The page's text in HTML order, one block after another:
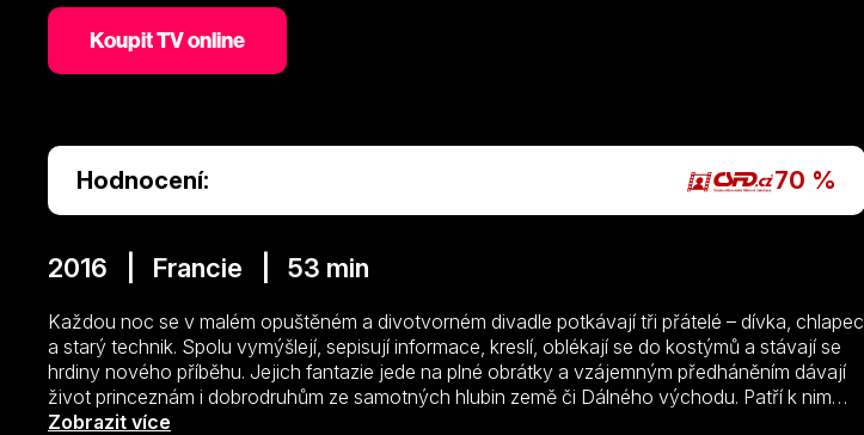
Koupit TV online
Hodnocení: 70 %
2016 | Francie | 53 min
Každou noc se v malém opuštěném a divotvorném divadle potkávají tři přátelé – dívka, chlapec
a starý technik. Spolu vymýšlejí, sepisují informace, kreslí, oblékají se do kostýmů a stávají se
hrdiny nového příběhu. Jejich fantazie jede na plné obrátky a vzájemným předháněním dávají
život princeznám i dobrodruhům ze samotných hlubin země či Dálného východu. Patří k nim
„Vládkyně příšer“, „Čarodějův učeň“, „Lodní poslíček a kočka“ nebo „Ivan Carevič a měnící se
Zobrazit více